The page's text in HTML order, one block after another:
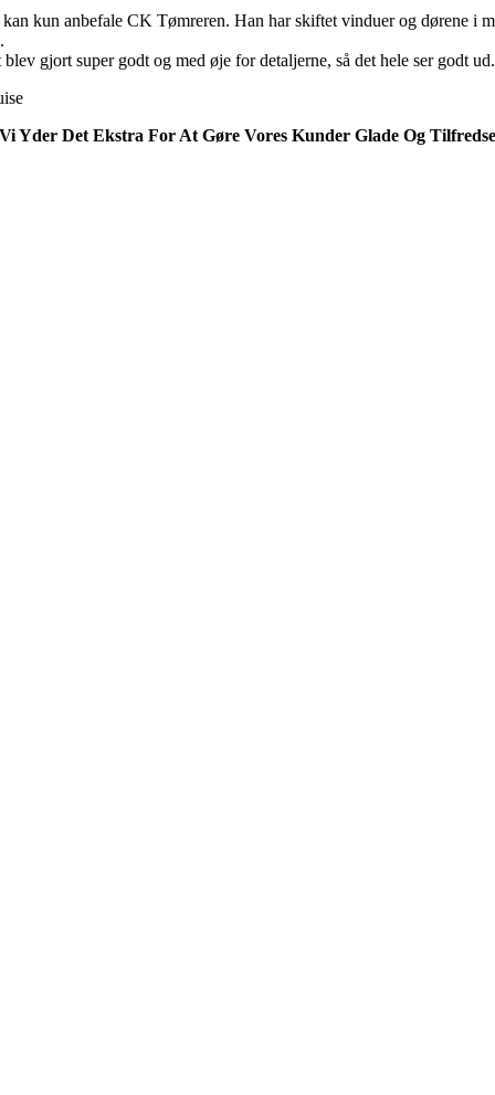
kan kun anbefale CK Tømreren. Han har skiftet vinduer og dørene i
blev gjort super godt og med øje for detaljerne, så det hele ser godt ud.
Vi Yder Det Ekstra For At Gøre Vores Kunder Glade Og Tilfredse